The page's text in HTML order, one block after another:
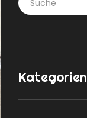
Kategorien